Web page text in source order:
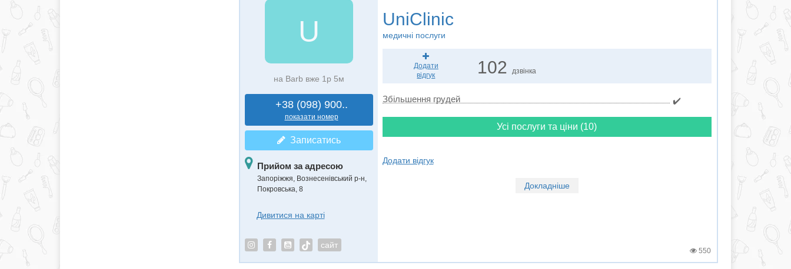
U
на Barb вже 1р 5м
+38 (098) 900..
показати номер
Записатись
Прийом за адресою
Запоріжжя, Вознесенівський р-н,
Покровська, 8
Дивитися на карті
сайт
UniClinic
медичні послуги
Додати
відгук
102 дзвінка
Збільшення грудей ✔️
Усі послуги та ціни (10)
Додати відгук
Докладніше
550